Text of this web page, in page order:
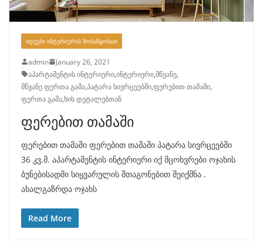
ᲘᲓᲔᲔᲑᲘ ᲘᲜᲢᲔᲠᲘᲔᲠᲘᲡ ᲛᲝᲡᲐᲬᲧᲝᲑᲐᲗ
admin
January 26, 2021
აპარტამენტის ინტერიერი,ინტერიერი,მწვანე,
მწვანე ფერთა გამა,პატარა სივრცეებში,ფერებით თამაში,
ფერთა გამა,ხის დეტალებთან
ფერებით თამაში
ფერებით თამაში ფერებით თამაში პატარა სივრცეებში
36 კვ.მ. აპარტამენტის ინტერიერი იქ მცოხვრები ოჯახის
ბუნებისადმი სიყვარულის შთაგონებით შეიქმნა .
ახალგაზრდა ოჯახს
Read More